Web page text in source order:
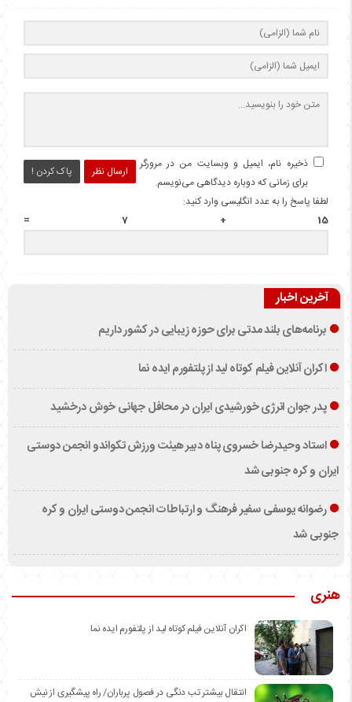
ارسال نظر پاک کردن !
ذخیره نام، ایمیل و وبسایت من در مرورگر
برای زمانی که دوباره دیدگاهی می‌نویسم.
لطفا پاسخ را به عدد انگلیسی وارد کنید:
15 + 7 =
آخرین اخبار
برنامه‌های بلند مدتی برای حوزه زیبایی در کشور داریم
اکران آنلاین فیلم کوتاه لید از پلتفورم ایده نما
پدر جوان انرژی خورشیدی ایران در محافل جهانی خوش درخشید
استاد وحیدرضا خسروی پناه دبیر هیئت ورزش تکواندو انجمن دوستی
ایران و کره جنوبی شد
رضوانه یوسفی سفیر فرهنگ و ارتباطات انجمن دوستی ایران و کره
جنوبی شد
هنری
اکران آنلاین فیلم کوتاه لید از پلتفورم ایده نما
انتقال بیشتر تب دنگی در فصول پرباران/ راه پیشگیری از نیش